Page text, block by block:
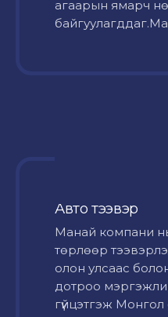
агаарын ямарч
Авто тээвэр
Mанай компани
төрлөөр
олон улсаас
дотроо
гүйцэтгэж Монгол